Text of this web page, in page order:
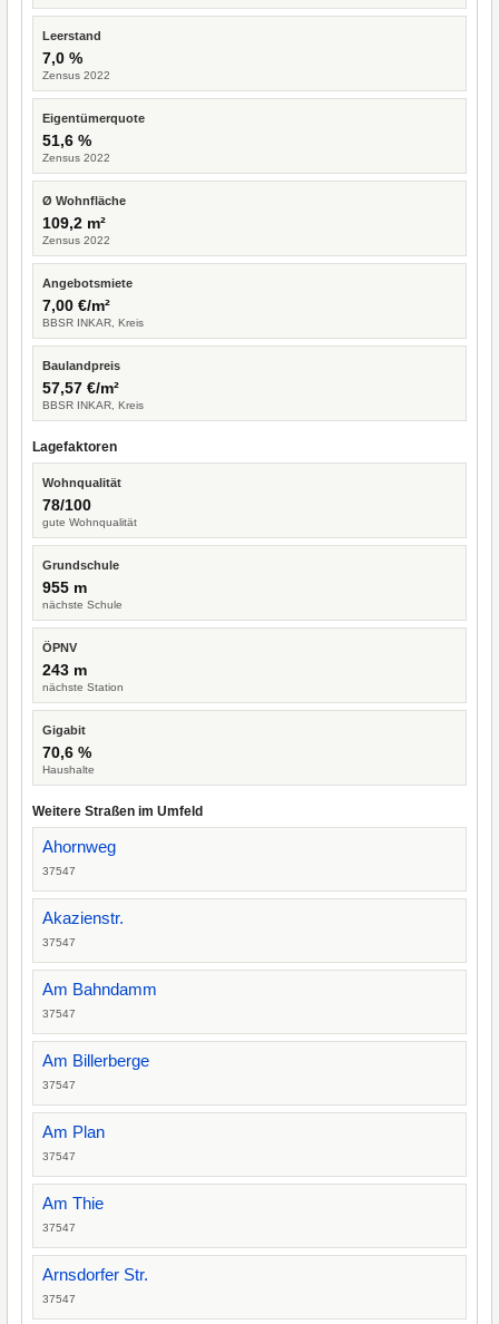
Leerstand
7,0 %
Zensus 2022
Eigentümerquote
51,6 %
Zensus 2022
Ø Wohnfläche
109,2 m²
Zensus 2022
Angebotsmiete
7,00 €/m²
BBSR INKAR, Kreis
Baulandpreis
57,57 €/m²
BBSR INKAR, Kreis
Lagefaktoren
Wohnqualität
78/100
gute Wohnqualität
Grundschule
955 m
nächste Schule
ÖPNV
243 m
nächste Station
Gigabit
70,6 %
Haushalte
Weitere Straßen im Umfeld
Ahornweg
37547
Akazienstr.
37547
Am Bahndamm
37547
Am Billerberge
37547
Am Plan
37547
Am Thie
37547
Arnsdorfer Str.
37547